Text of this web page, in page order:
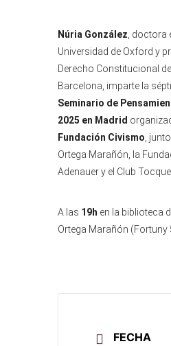
Núria González , doctora
Universidad de Oxford y
Derecho Constitucional
Barcelona, imparte la
Seminario de
2025 en Madrid
Fundación Civismo ,
Ortega Marañón, la
Adenauer y el Club
A las 19h en la biblioteca
Ortega Marañón (Fortuny
FECHA